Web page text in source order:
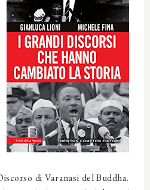
di Varanasi del Buddha.